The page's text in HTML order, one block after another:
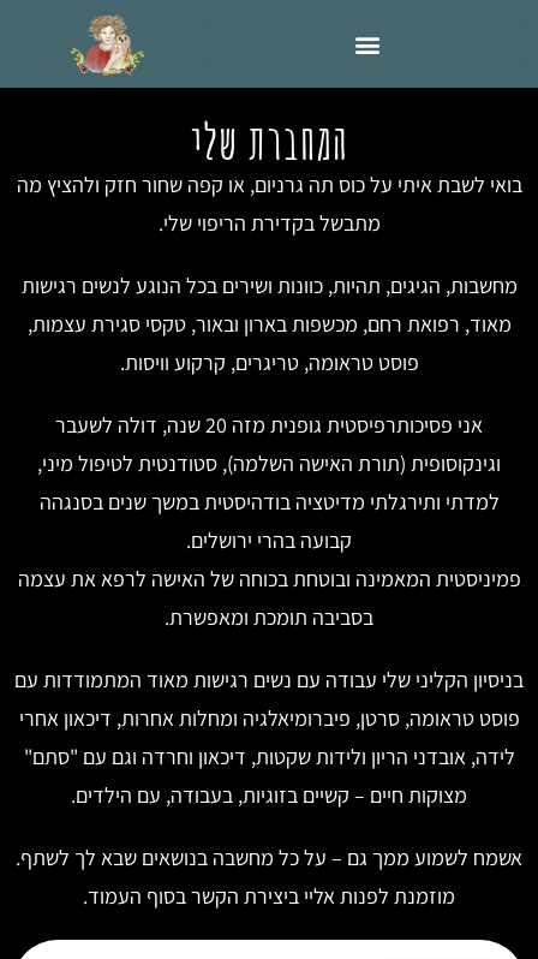
המחברת שלי
בואי לשבת איתי על כוס תה גרניום, או קפה שחור חזק ולהציץ מה
מתבשל בקדירת הריפוי שלי.
מחשבות, הגיגים, תהיות, כוונות ושירים בכל הנוגע לנשים רגישות
מאוד, רפואת רחם, מכשפות בארון ובאור, טקסי סגירת עצמות,
פוסט טראומה, טריגרים, קרקוע וויסות.
אני פסיכותרפיסטית גופנית מזה 20 שנה, דולה לשעבר
וגינקוסופית (תורת האישה השלמה), סטודנטית לטיפול מיני,
למדתי ותירגלתי מדיטציה בודהיסטית במשך שנים בסנגהה
קבועה בהרי ירושלים.
פמיניסטית המאמינה ובוטחת בכוחה של האישה לרפא את עצמה
בסביבה תומכת ומאפשרת.
בניסיון הקליני שלי עבודה עם נשים רגישות מאוד המתמודדות עם
פוסט טראומה, סרטן, פיברומיאלגיה ומחלות אחרות, דיכאון אחרי
לידה, אובדני הריון ולידות שקטות, דיכאון וחרדה וגם עם "סתם"
מצוקות חיים – קשיים בזוגיות, בעבודה, עם הילדים.
אשמח לשמוע ממך גם – על כל מחשבה בנושאים שבא לך לשתף.
מוזמנת לפנות אליי ביצירת הקשר בסוף העמוד.